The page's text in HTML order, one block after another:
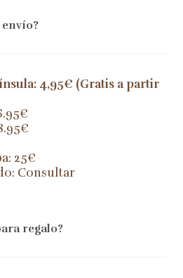
4,95€ (Gratis a partir
25€
Consultar
regalo?